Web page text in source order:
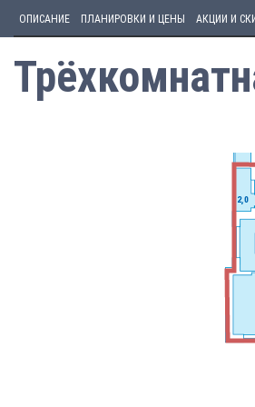
ОПИСАНИЕ ПЛАНИРОВКИ И ЦЕНЫ АКЦИИ И